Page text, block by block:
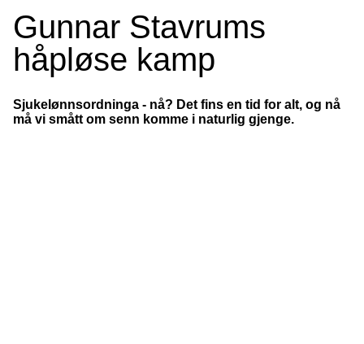
Gunnar Stavrums
håpløse kamp
Sjukelønnsordninga - nå? Det fins en tid for alt, og nå
må vi smått om senn komme i naturlig gjenge.